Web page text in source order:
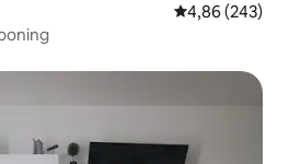
Prosječna
4,86 (243)